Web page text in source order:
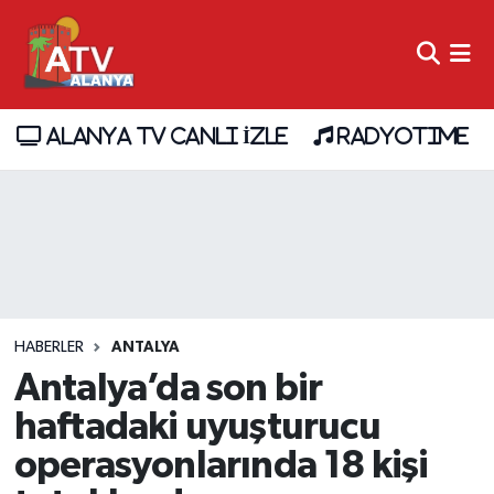
ALANYA TV CANLI İZLE RADYOTIME
HABERLER ANTALYA
Antalya’da son bir
haftadaki uyuşturucu
operasyonlarında 18 kişi